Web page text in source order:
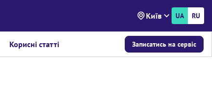
Київ UA RU
Корисні статті Записатись на сервіс